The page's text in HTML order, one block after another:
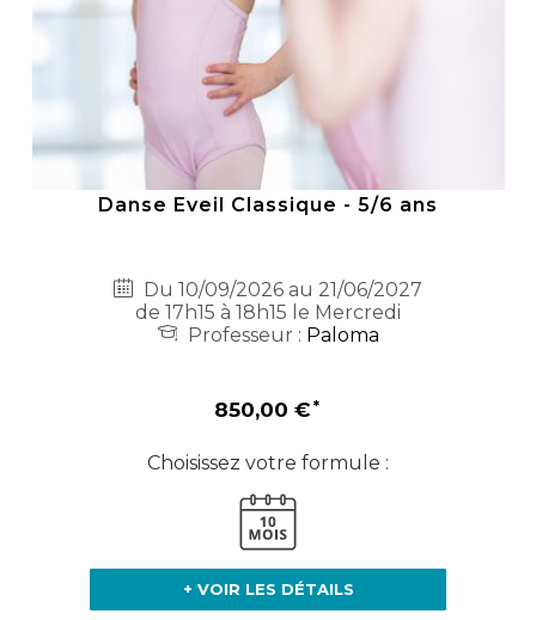
Danse Eveil Classique - 5/6 ans
Du 10/09/2026 au 21/06/2027
de 17h15 à 18h15 le Mercredi
Professeur : Paloma
850,00 €
Choisissez votre formule :
+ VOIR LES DÉTAILS